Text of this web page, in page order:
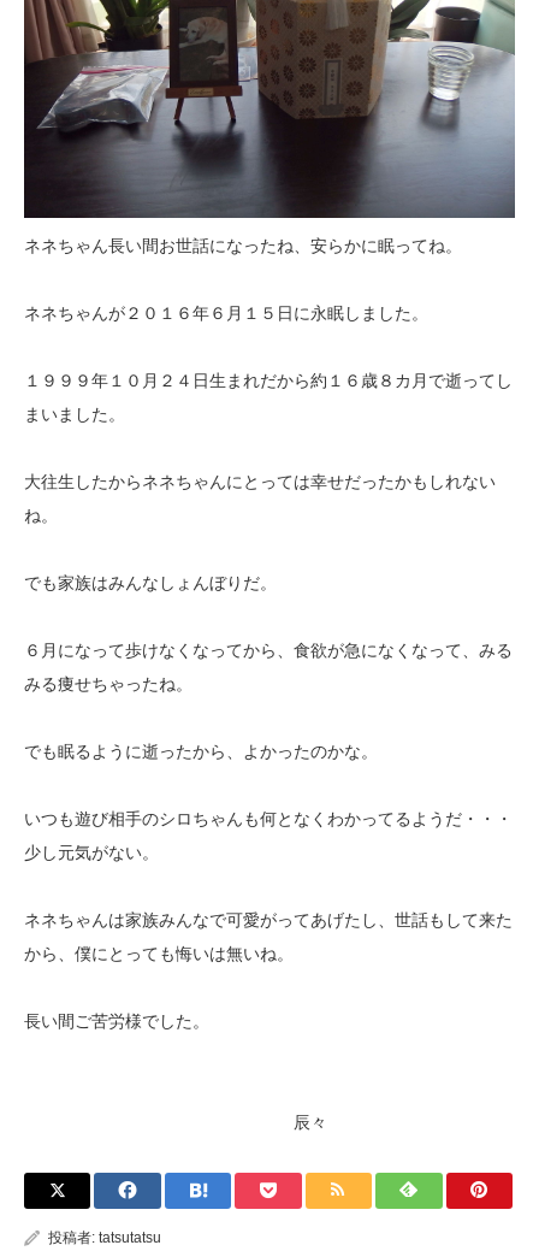
ネネちゃん長い間お世話になったね、安らかに眠ってね。
ネネちゃんが２０１６年６月１５日に永眠しました。
１９９９年１０月２４日生まれだから約１６歳８カ月で逝ってし
まいました。
大往生したからネネちゃんにとっては幸せだったかもしれない
ね。
でも家族はみんなしょんぼりだ。
６月になって歩けなくなってから、食欲が急になくなって、みる
みる痩せちゃったね。
でも眠るように逝ったから、よかったのかな。
いつも遊び相手のシロちゃんも何となくわかってるようだ・・・
少し元気がない。
ネネちゃんは家族みんなで可愛がってあげたし、世話もして来た
から、僕にとっても悔いは無いね。
長い間ご苦労様でした。
辰々
投稿者: tatsutatsu